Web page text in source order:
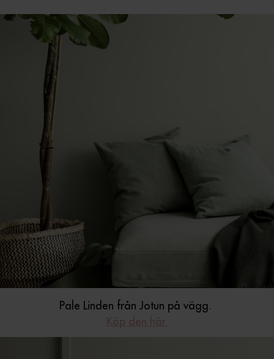
Pale Linden från Jotun på vägg.